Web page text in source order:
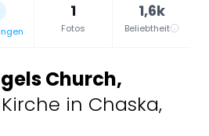
1
Fotos
1,6k
Beliebtheit
Church,
in Chaska,